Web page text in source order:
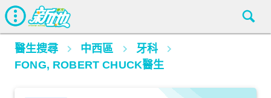
醫生搜尋 中西區
牙科
FONG, ROBERT CHUCK醫生